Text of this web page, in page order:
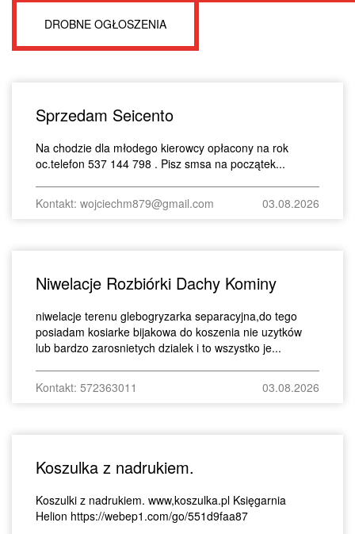
DROBNE OGŁOSZENIA
Sprzedam Seicento
Na chodzie dla młodego kierowcy opłacony na rok
oc.telefon 537 144 798 . Pisz smsa na początek...
Kontakt: wojciechm879@gmail.com 03.08.2026
Niwelacje Rozbiórki Dachy Kominy
niwelacje terenu glebogryzarka separacyjna,do tego
posiadam kosiarke bijakowa do koszenia nie uzytków
lub bardzo zarosnietych dzialek i to wszystko je...
Kontakt: 572363011 03.08.2026
Koszulka z nadrukiem.
Koszulki z nadrukiem. www,koszulka.pl Księgarnia
Helion https://webep1.com/go/551d9faa87